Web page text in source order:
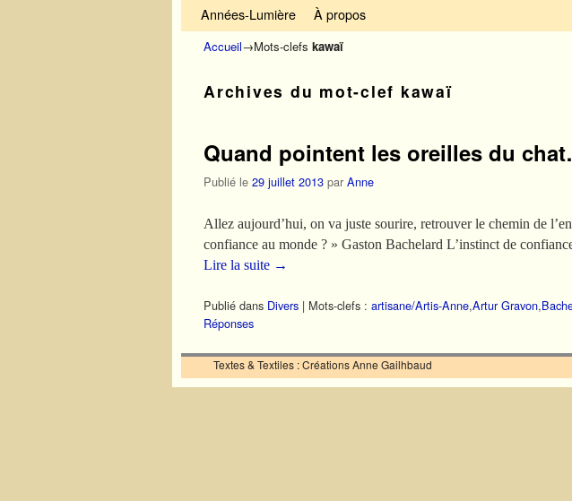
Années-Lumière
À propos
Accueil→Mots-clefs kawaï
Archives du mot-clef kawaï
Quand pointent les oreilles du
Publié le 29 juillet 2013 par Anne
Allez aujourd’hui, on va juste sourire, retrouver le chemin de
confiance au monde ? » Gaston Bachelard L’instinct de
Lire la suite →
Publié dans Divers | Mots-clefs : artisane/Artis-Anne,Artur Gravon,
Réponses
Textes & Textiles : Créations Anne Gailhbaud